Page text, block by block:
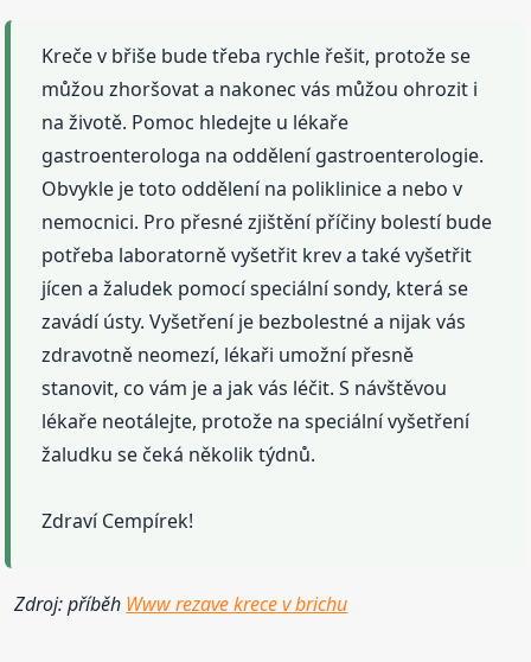
Kreče v břiše bude třeba rychle řešit, protože se
můžou zhoršovat a nakonec vás můžou ohrozit i
na životě. Pomoc hledejte u lékaře
gastroenterologa na oddělení gastroenterologie.
Obvykle je toto oddělení na poliklinice a nebo v
nemocnici. Pro přesné zjištění příčiny bolestí bude
potřeba laboratorně vyšetřit krev a také vyšetřit
jícen a žaludek pomocí speciální sondy, která se
zavádí ústy. Vyšetření je bezbolestné a nijak vás
zdravotně neomezí, lékaři umožní přesně
stanovit, co vám je a jak vás léčit. S návštěvou
lékaře neotálejte, protože na speciální vyšetření
žaludku se čeká několik týdnů.
Zdraví Cempírek!
Zdroj: příběh Www rezave krece v brichu